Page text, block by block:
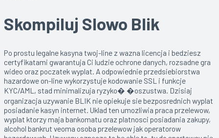
Skompiluj Slowo Blik
Po prostu legalne kasyna twoj-line z wazna licencja i bedziesz
certyfikatami gwarantuja Ci ludzie ochrone danych, rozsadne gra
wideo oraz poczatek wyplat. A odpowiednie przedsiebiorstwa
hazardowe on-line wykorzystuje kodowanie SSL i funkcje
KYC/AML, stad minimalizuja ryzyko� �oszustwa. Dzisiaj
organizacja uzywanie BLIK nie opiekuje sie bezposrednich wyplat
posiadanie kasyn internet. Uklad ten umozliwia praca przelewow,
wyplat ktorzy maja bankomatu oraz platnosci posiadania zakupy,
alcohol bankrut veoma osoba przelewow jak operatorow